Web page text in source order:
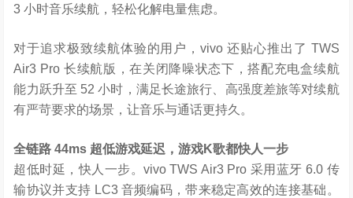
3 小时音乐续航，轻松化解电量焦虑。
对于追求极致续航体验的用户，vivo 还贴心推出了 TWS
Air3 Pro 长续航版，在关闭降噪状态下，搭配充电盒续航
能力跃升至 52 小时，满足长途旅行、高强度差旅等对续航
有严苛要求的场景，让音乐与通话更持久。
全链路 44ms 超低游戏延迟，游戏K歌都快人一步
超低时延，快人一步。vivo TWS Air3 Pro 采用蓝牙 6.0 传
输协议并支持 LC3 音频编码，带来稳定高效的连接基础。